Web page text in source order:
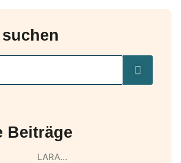
Beiträge
LARA…